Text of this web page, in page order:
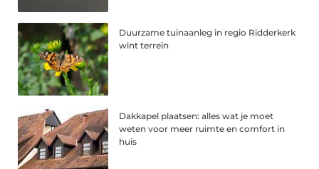
Duurzame tuinaanleg in regio Ridderkerk
wint terrein
Dakkapel plaatsen: alles wat je moet
weten voor meer ruimte en comfort in
huis